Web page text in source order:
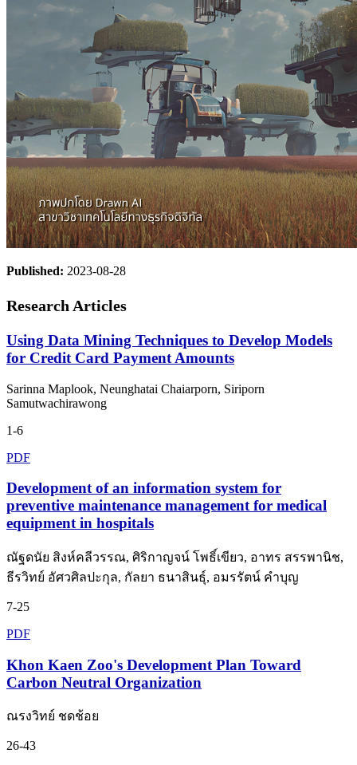
Published: 2023-08-28
Research Articles
Using Data Mining Techniques to Develop Models
for Credit Card Payment Amounts
Sarinna Maplook, Neunghatai Chaiarporn, Siriporn
Samutwachirawong
1-6
PDF
Development of an information system for
preventive maintenance management for medical
equipment in hospitals
ณัฐดนัย สิงห์คลีวรรณ, ศิริกาญจน์ โพธิ์เขียว, อาทร สรรพานิช,
ธีรวิทย์ อัศวศิลปะกุล, กัลยา ธนาสินธุ์, อมรรัตน์ คำบุญ
7-25
PDF
Khon Kaen Zoo's Development Plan Toward
Carbon Neutral Organization
ณรงวิทย์ ชดช้อย
26-43